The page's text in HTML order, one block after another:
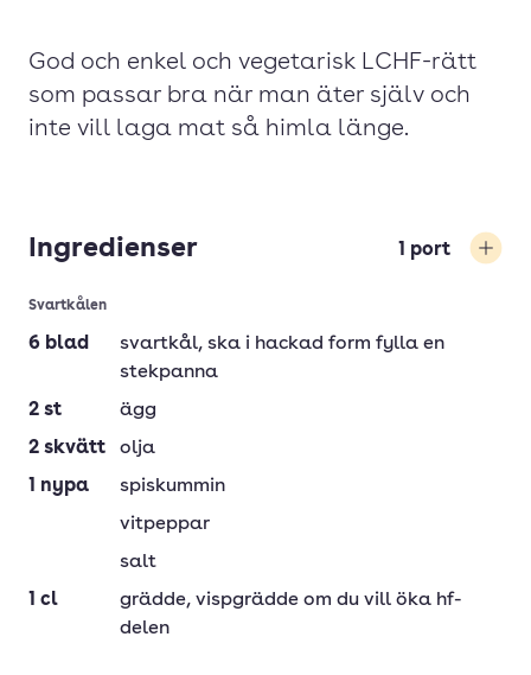
God och enkel och vegetarisk LCHF-rätt
som passar bra när man äter själv och
inte vill laga mat så himla länge.
Ingredienser 1 port
Svartkålen
6 blad svartkål, ska i hackad form fylla en
stekpanna
2 st
ägg
2 skvätt
olja
1 nypa
spiskummin
vitpeppar
salt
1 cl grädde, vispgrädde om du vill öka hf-
delen